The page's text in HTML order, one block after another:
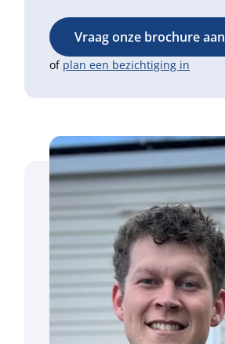
Vraag onze brochure aan
of plan een bezichtiging in